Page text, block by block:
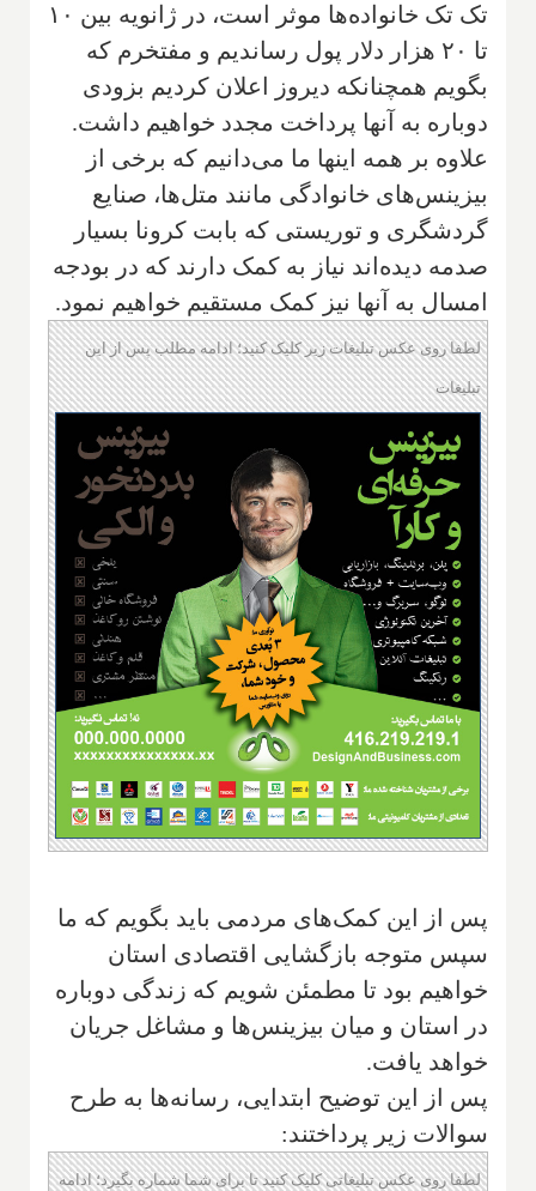
تک تک خانواده‌ها موثر است، در ژانویه بین ۱۰
تا ۲۰ هزار دلار پول رساندیم و مفتخرم که
بگویم همچنانکه دیروز اعلان کردیم بزودی
دوباره به آنها پرداخت مجدد خواهیم داشت.
علاوه بر همه اینها ما می‌دانیم که برخی از
بیزینس‌های خانوادگی مانند متل‌ها، صنایع
گردشگری و توریستی که بابت کرونا بسیار
صدمه دیده‌اند نیاز به کمک دارند که در بودجه
امسال به آنها نیز کمک مستقیم خواهیم نمود.
لطفا روی عکس تبلیغات زیر کلیک کنید؛ ادامه مطلب پس از این
تبلیغات
پس از این کمک‌های مردمی باید بگویم که ما
سپس متوجه بازگشایی اقتصادی استان
خواهیم بود تا مطمئن شویم که زندگی دوباره
در استان و میان بیزینس‌ها و مشاغل جریان
خواهد یافت.
پس از این توضیح ابتدایی، رسانه‌ها به طرح
سوالات زیر پرداختند:
لطفا روی عکس تبلیغاتی کلیک کنید تا برای شما شماره بگیرد؛ ادامه